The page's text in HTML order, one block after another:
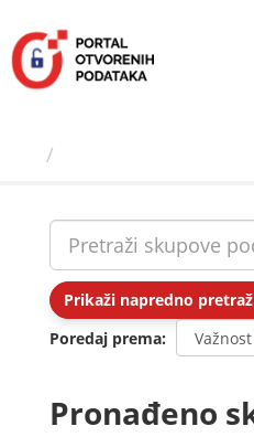
sadržaj
Prikaži napredno
Poredaj prema
Pronađeno